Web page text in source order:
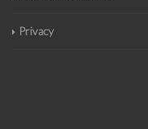
Privacy